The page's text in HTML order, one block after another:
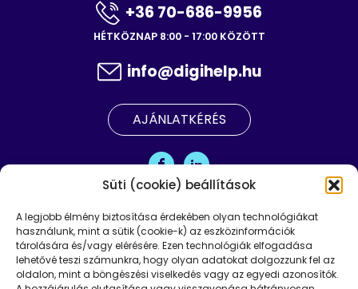
Süti (cookie) beállítások
A legjobb élmény biztosítása érdekében olyan technológiákat
használunk, mint a sütik (cookie-k) az eszközinformációk
tárolására és/vagy elérésére. Ezen technológiák elfogadása
lehetővé teszi számunkra, hogy olyan adatokat dolgozzunk fel az
oldalon, mint a böngészési viselkedés vagy az egyedi azonosítók.
+36 70-686-9956
HÉTKÖZNAP 8:00 - 17:00 KÖZÖTT
info@digihelp.hu
AJÁNLATKÉRÉS
© 2024 DIGIHELP Kft.